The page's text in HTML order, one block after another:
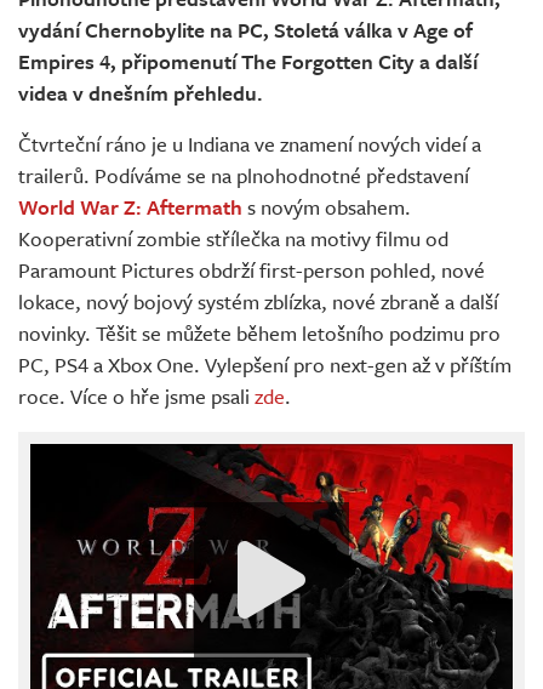
Živě
vydání Chernobylite na PC, Stoletá válka v Age of
Empires 4, připomenutí The Forgotten City a další
videa v dnešním přehledu.
Čtvrteční ráno je u Indiana ve znamení nových videí a
trailerů. Podíváme se na plnohodnotné představení
World War Z: Aftermath s novým obsahem.
Kooperativní zombie střílečka na motivy filmu od
Paramount Pictures obdrží first-person pohled, nové
lokace, nový bojový systém zblízka, nové zbraně a další
novinky. Těšit se můžete během letošního podzimu pro
PC, PS4 a Xbox One. Vylepšení pro next-gen až v příštím
roce. Více o hře jsme psali zde.